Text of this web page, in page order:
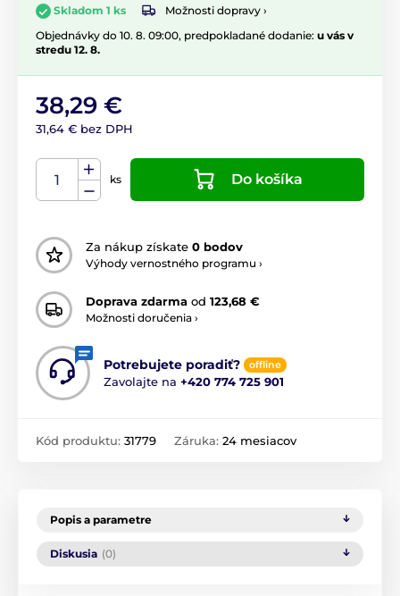
Skladom 1 ks
Možnosti dopravy ›
Objednávky do 10. 8. 09:00, predpokladané dodanie: u vás v
stredu 12. 8.
38,29 €
31,64 € bez DPH
ks Do košíka
Za nákup získate 0 bodov
Výhody vernostného programu ›
Doprava zdarma od 123,68 €
Možnosti doručenia ›
Potrebujete poradiť? offline
Zavolajte na +420 774 725 901
Kód produktu: 31779 Záruka: 24 mesiacov
Popis a parametre
Diskusia (0)